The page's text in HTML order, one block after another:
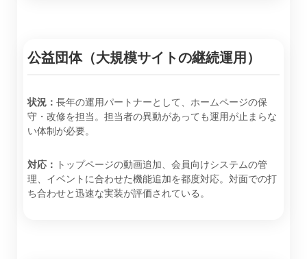
公益団体（大規模サイトの継続運用）
状況： 長年の運用パートナーとして、ホームページの保
守・改修を担当。担当者の異動があっても運用が止まらな
い体制が必要。
対応：
トップページの動画追加、会員向けシステムの管
理、イベントに合わせた機能追加を都度対応。対面での打
ち合わせと迅速な実装が評価されている。